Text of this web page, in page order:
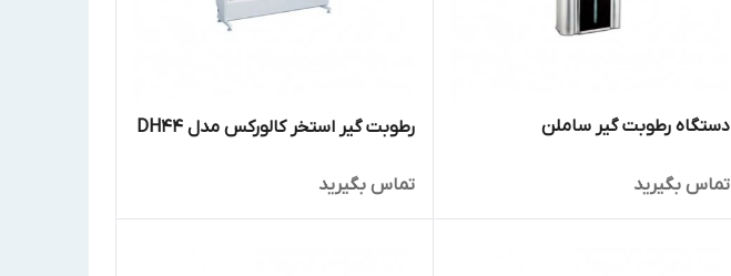
دستگاه رطوبت گیر ساملن
تماس بگیرید
رطوبت گیر استخر کالورکس مدل DH44
تماس بگیرید